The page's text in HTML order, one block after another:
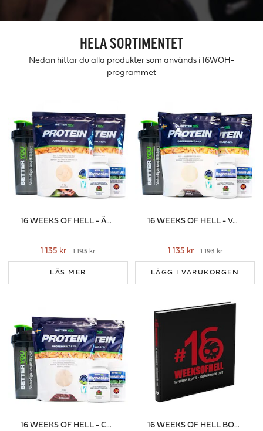
HELA SORTIMENTET
Nedan hittar du alla produkter som används i 16WOH-
programmet
16 WEEKS OF HELL - ÄPPLE/KANEL
1 135 kr 1 193 kr
LÄS MER
16 WEEKS OF HELL - VANILJ
1 135 kr 1 193 kr
LÄGG I VARUKORGEN
16 WEEKS OF HELL - CHOKLAD 16 WEEKS OF HELL BOKEN